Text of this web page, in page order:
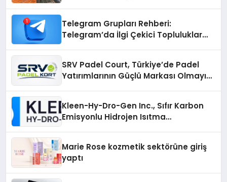
Telegram Grupları Rehberi:
Telegram’da İlgi Çekici Topluluklar
SRV Padel Court, Türkiye’de Padel
Yatırımlarının Güçlü Markası Olmayı
Kleen-Hy-Dro-Gen Inc., Sıfır Karbon
Emisyonlu Hidrojen Isıtma
Marie Rose kozmetik sektörüne giriş
yaptı